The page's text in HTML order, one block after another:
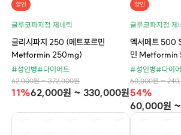
할인
글루코파지정 제네릭
글리시파지 250 (메트포르민
Metformin 250mg)
#성인병#다이어트
62,000원 ~ 372,000원
11%62,000원 ~ 330,000원
할인
글루코파지정 제
엑서메트 500
민
#성인병#다이
60,000원 ~
54%
60,000원